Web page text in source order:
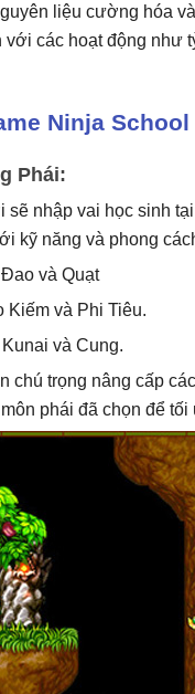
liệu cường hóa
với các hoạt động như
Ninja School
Phái:
nhập vai học sinh
kỹ năng và phong
và Quạt
Kiếm và Phi Tiêu.
và Cung.
chú trọng nâng cấp
phái đã chọn để